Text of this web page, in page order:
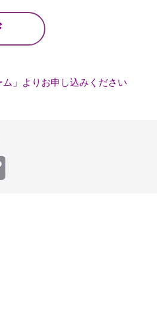
」よりお申し込みください